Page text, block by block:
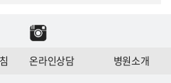
온라인상담 병원소개